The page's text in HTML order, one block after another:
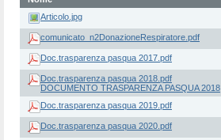
Articolo.jpg
comunicato_n2DonazioneRespiratore.pdf
Doc.trasparenza pasqua 2017.pdf
Doc.trasparenza pasqua 2018.pdf
DOCUMENTO TRASPARENZA PASQUA 2018
Doc.trasparenza pasqua 2019.pdf
Doc.trasparenza pasqua 2020.pdf